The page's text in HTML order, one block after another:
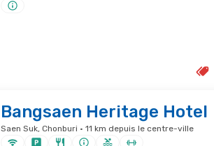
Bangsaen Heritage Hotel
Saen Suk, Chonburi · 11 km depuis le centre-ville